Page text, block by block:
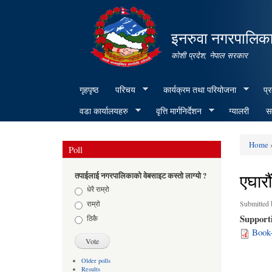
इनरुवा
कोशी प्रदेश, नेपाल सरकार
गृहपृष्ठ परिचय कार्यक्रम तथा परियोजना
वडा कार्यालयहरु
वृत्ति मार्गनिर्देशन ग्यालरी
Poll
तपाईलाई नगरपालिकाको वेबसाइट कस्तो लाग्यो ?
Choicesधेरै राम्रो
राम्रो
ठिकै
Older polls
Results
Home
Submitted